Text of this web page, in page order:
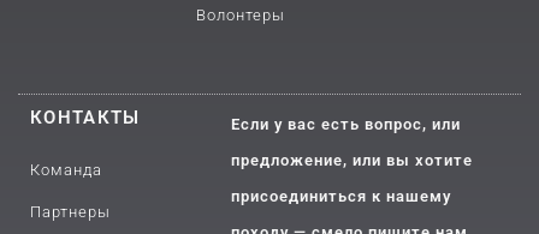
Волонтеры
КОНТАКТЫ
Команда
Партнеры
Если у вас есть вопрос, или
предложение, или вы хотите
присоединиться к нашему